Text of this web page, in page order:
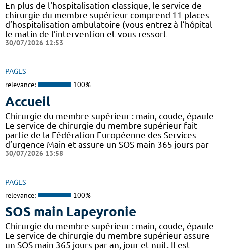
En plus de l'hospitalisation classique, le service de
chirurgie du membre supérieur comprend 11 places
d’hospitalisation ambulatoire (vous entrez à l’hôpital
le matin de l’intervention et vous ressort
30/07/2026 12:53
PAGES
relevance: 100%
Accueil
Chirurgie du membre supérieur : main, coude, épaule
Le service de chirurgie du membre supérieur fait
partie de la Fédération Européenne des Services
d’urgence Main et assure un SOS main 365 jours par
30/07/2026 13:58
PAGES
relevance: 100%
SOS main Lapeyronie
Chirurgie du membre supérieur : main, coude, épaule
Le service de chirurgie du membre supérieur assure
un SOS main 365 jours par an, jour et nuit. Il est